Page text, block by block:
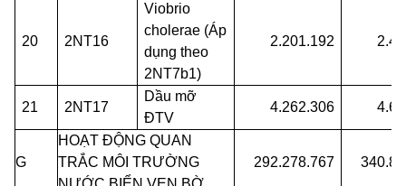
20 2NT16
Viobrio
cholerae (Áp
dụng theo
2NT7b1)
2.201.192
21 2NT17
Dầu mỡ
ĐTV
4.262.306
G
HOẠT ĐỘNG QUAN
TRẮC MÔI TRƯỜNG
292.278.767